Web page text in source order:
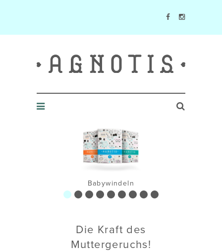
Agnotis Blog
Babywindeln
Die Kraft des
Muttergeruchs!